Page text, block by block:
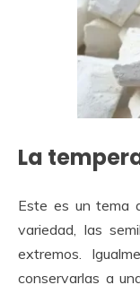
La
Este es un tema
variedad, las
extremos.
conservarlas a